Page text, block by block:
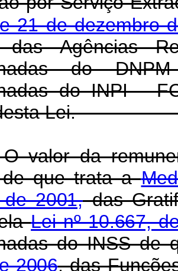
21 de dezembro
das Agências
do
do INPI -
II desta
valor da
de que trata a
de 2001,das
Lei nº 10.667,
do INSS
2006, das